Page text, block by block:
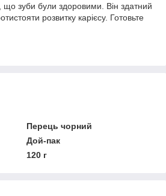
зуби були здоровими. Він здатний
розвитку карієсу. Готовьте
Перець чорний
Дой-пак
120 г